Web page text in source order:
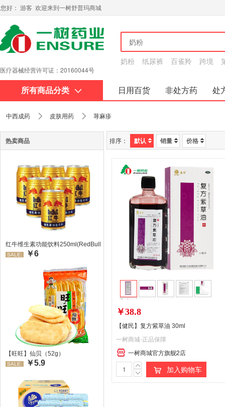
您好： 游客 欢迎来到一树舒普玛商城
医疗器械经营许可证：20160044号
互联网药品信息服务资格证书：黔20180015
奶粉 纸尿裤 百雀羚 跨境
所有商品分类 日用百货 非处方药
处
中西成药 皮肤用药 荨麻疹
热卖商品
红牛维生素功能饮料250ml(RedBull/红牛)
SALE: ￥6
【旺旺】仙贝（52g）
SALE: ￥5.9
排序： 默认 销量 价格
￥38.8
【健民】复方紫草油 30ml
一树商城-正品保障
一树商城官方旗舰2店
加入购物车